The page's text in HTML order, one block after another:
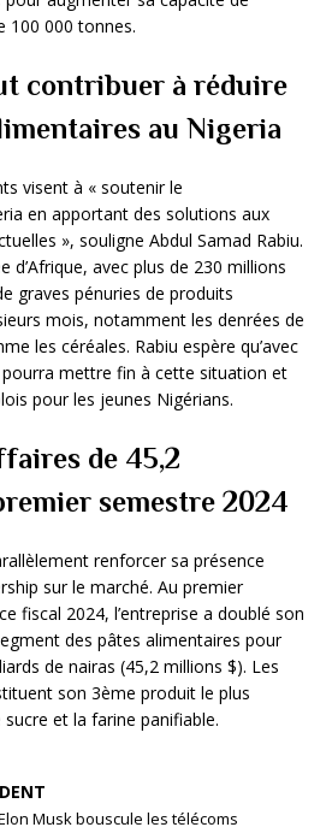
100 000 tonnes.
contribuer à réduire
au Nigeria
visent à « soutenir le
en apportant des solutions aux
», souligne Abdul Samad Rabiu.
d’Afrique, avec plus de 230 millions
graves pénuries de produits
mois, notamment les denrées de
les céréales. Rabiu espère qu’avec
mettre fin à cette situation et
pour les jeunes Nigérians.
de 45,2
semestre 2024
renforcer sa présence
sur le marché. Au premier
fiscal 2024, l’entreprise a doublé son
des pâtes alimentaires pour
de nairas (45,2 millions $). Les
son 3ème produit le plus
et la farine panifiable.
Musk bouscule les télécoms